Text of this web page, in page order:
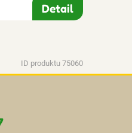
Detail
ID produktu 75060